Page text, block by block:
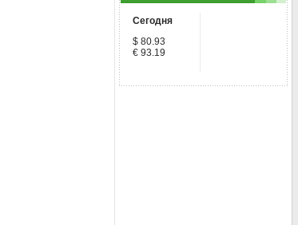
Сегодня
$ 80.93
€ 93.19